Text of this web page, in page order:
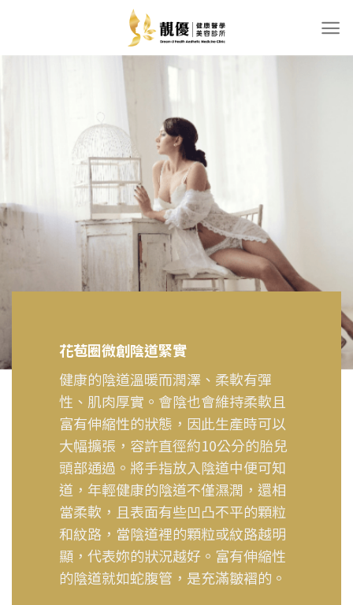
content
花苞圈微創陰道緊實
健康的陰道溫暖而潤澤、柔軟有彈
性、肌肉厚實。會陰也會維持柔軟且
富有伸縮性的狀態，因此生產時可以
大幅擴張，容許直徑約10公分的胎兒
頭部通過。將手指放入陰道中便可知
道，年輕健康的陰道不僅濕潤，還相
當柔軟，且表面有些凹凸不平的顆粒
和紋路，當陰道裡的顆粒或紋路越明
顯，代表妳的狀況越好。富有伸縮性
的陰道就如蛇腹管，是充滿皺褶的。